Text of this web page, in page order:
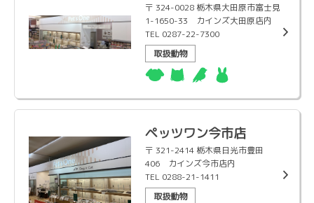
〒 324-0028 栃木県大田原市富士見
1-1650-33 カインズ大田原店内
TEL 0287-22-7300
取扱動物
ペッツワン今市店
〒 321-2414 栃木県日光市豊田
406 カインズ今市店内
TEL 0288-21-1411
取扱動物